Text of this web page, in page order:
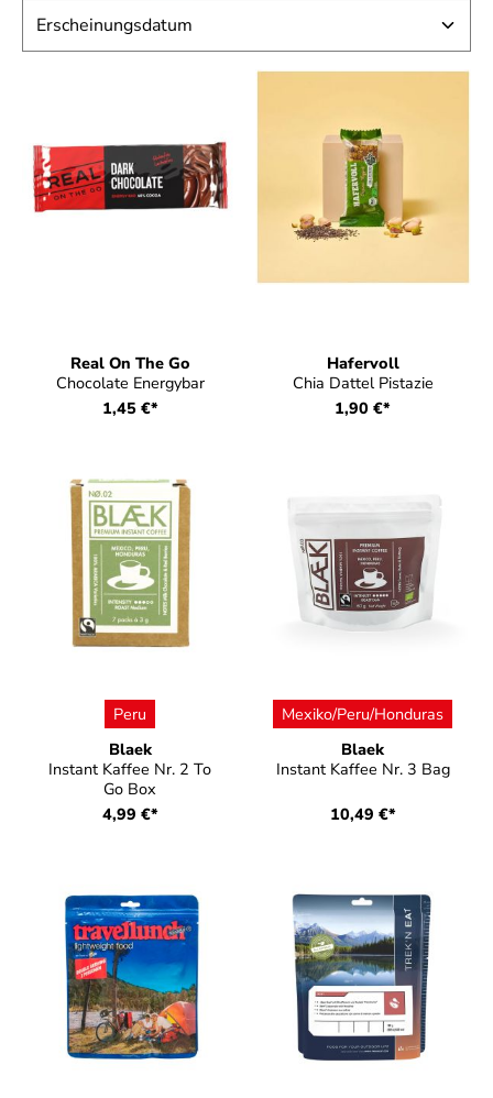
Real On The Go
Chocolate Energybar
1,45 €*
Hafervoll
Chia Dattel Pistazie
1,90 €*
Blaek
Instant Kaffee Nr. 2 To
Go Box
auswählen
Peru
4,99 €*
Blaek
Instant Kaffee Nr. 3 Bag
Farbeauswählen
Mexiko/Peru/Honduras
10,49 €*